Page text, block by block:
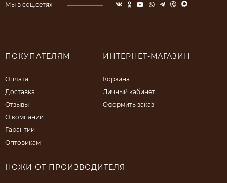
Мы в соц.сетях
ПОКУПАТЕЛЯМ
Оплата
Доставка
Отзывы
О компании
Гарантии
Оптовикам
ИНТЕРНЕТ-МАГАЗИН
Корзина
Личный кабинет
Оформить заказ
НОЖИ ОТ ПРОИЗВОДИТЕЛЯ